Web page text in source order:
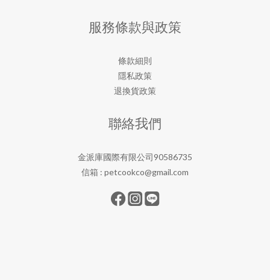
服務條款與政策
條款細則
隱私政策
退換貨政策
聯絡我們
金派庫國際有限公司90586735
信箱 : petcookco@gmail.com